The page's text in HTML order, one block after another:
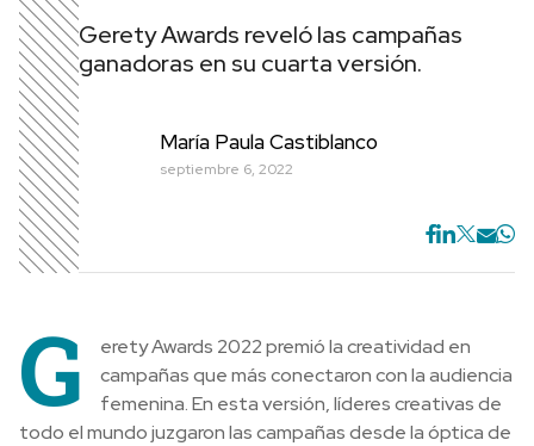
Gerety Awards reveló las campañas
ganadoras en su cuarta versión.
María Paula Castiblanco
septiembre 6, 2022
G
erety Awards 2022 premió la creatividad en
campañas que más conectaron con la audiencia
femenina. En esta versión, líderes creativas de
todo el mundo juzgaron las campañas desde la óptica de